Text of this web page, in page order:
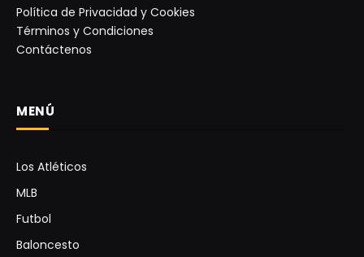
Política de Privacidad y Cookies
Términos y Condiciones
Contáctenos
MENÚ
Los Atléticos
MLB
Futbol
Baloncesto